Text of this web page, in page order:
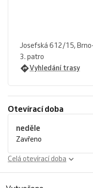
Josefská 612/15,
3. patro
Vyhledání trasy
Otevírací doba
neděle
Zavřeno
Celá otevírací doba